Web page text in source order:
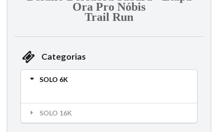
Ora Pro Nóbis
Trail Run
Categorias
SOLO 6K
SOLO 16K